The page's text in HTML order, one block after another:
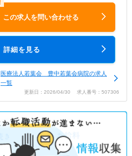
この求人を問い合わせる
詳細を見る
医療法人若葉会 豊中若葉会病院の求人
一覧
更新日：2026/04/30 求人番号：507306